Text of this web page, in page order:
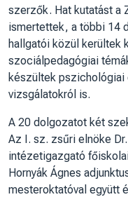
szerzők. Hat kutatást a
ismertettek, a többi 14
hallgatói közül kerültek
szociálpedagógiai
készültek
vizsgálatokról is.
A 20 dolgozatot két
Az I. sz. zsűri elnöke
intézetigazgató
Hornyák Ágnes
mesteroktatóval együtt